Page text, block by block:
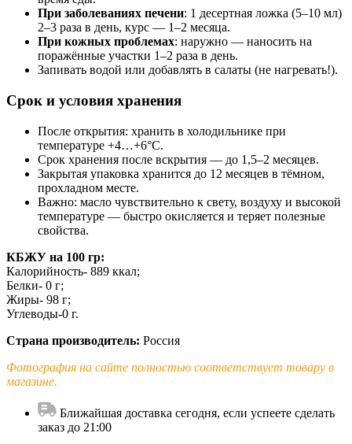
При заболеваниях печени: 1 десертная ложка (5–10 мл)
2–3 раза в день, курс — 1–2 месяца.
При кожных проблемах: наружно — наносить на
поражённые участки 1–2 раза в день.
Запивать водой или добавлять в салаты (не нагревать!).
Срок и условия хранения
После открытия: хранить в холодильнике при
температуре +4…+6°C.
Срок хранения после вскрытия — до 1,5–2 месяцев.
Закрытая упаковка хранится до 12 месяцев в тёмном,
прохладном месте.
Важно: масло чувствительно к свету, воздуху и высокой
температуре — быстро окисляется и теряет полезные
свойства.
КБЖУ на 100 гр:
Калорийность- 889 ккал;
Белки- 0 г;
Жиры- 98 г;
Углеводы-0 г.
Страна производитель: Россия
Фотография на сайте полностью соответствует товару в
магазине.
Ближайшая доставка сегодня, если успеете сделать
заказ до 21:00